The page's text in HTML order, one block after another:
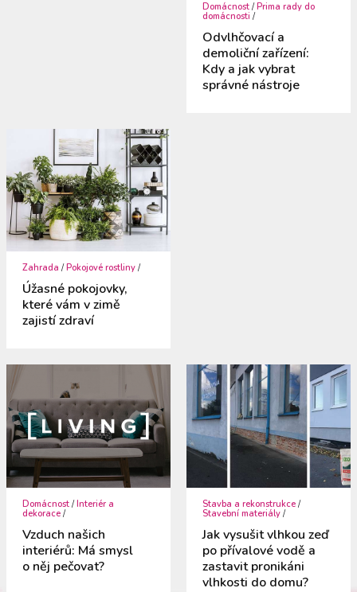
Domácnost /Prima rady do
domácnosti /
Odvlhčovací a
demoliční zařízení:
Kdy a jak vybrat
správné nástroje
Zahrada /Pokojové rostliny /
Úžasné pokojovky,
které vám v zimě
zajistí zdraví
Domácnost / Interiér a
dekorace /
Vzduch našich
interiérů: Má smysl
o něj pečovat?
Stavba a rekonstrukce /
Stavební materiály /
Jak vysušit vlhkou zeď
po přívalové vodě a
zastavit pronikáni
vlhkosti do domu?